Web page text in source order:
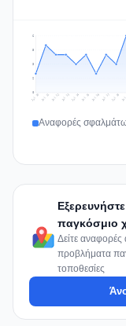
2
3
5
6
Jul 10 Jul 11 Jul 12 Jul 13 Jul 14 Jul 15 Jul 16 Jul 17 Jul 18
Αναφορές
παγκόσμιο
Δείτε αναφορές
προβλήματα
τοποθεσίες